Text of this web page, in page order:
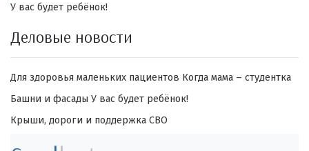
У вас будет ребёнок!
Деловые новости
Для здоровья маленьких пациентов Когда мама – студентка
Башни и фасады У вас будет ребёнок!
Крыши, дороги и поддержка СВО